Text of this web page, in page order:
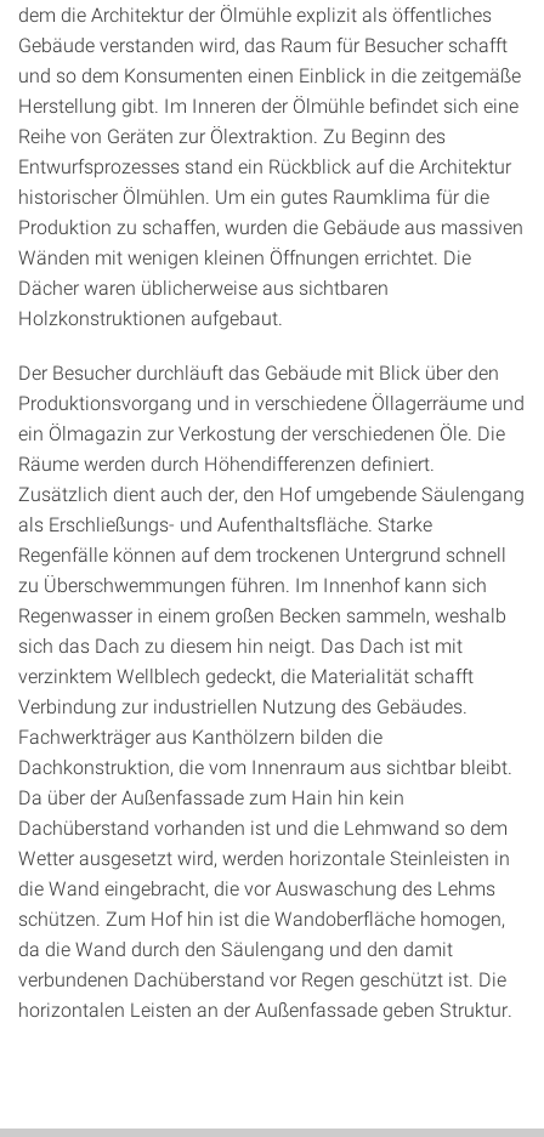
dem die Architektur der Ölmühle explizit als öffentliches
Gebäude verstanden wird, das Raum für Besucher schafft
und so dem Konsumenten einen Einblick in die zeitgemäße
Herstellung gibt. Im Inneren der Ölmühle befindet sich eine
Reihe von Geräten zur Ölextraktion. Zu Beginn des
Entwurfsprozesses stand ein Rückblick auf die Architektur
historischer Ölmühlen. Um ein gutes Raumklima für die
Produktion zu schaffen, wurden die Gebäude aus massiven
Wänden mit wenigen kleinen Öffnungen errichtet. Die
Dächer waren üblicherweise aus sichtbaren
Holzkonstruktionen aufgebaut.
Der Besucher durchläuft das Gebäude mit Blick über den
Produktionsvorgang und in verschiedene Öllagerräume und
ein Ölmagazin zur Verkostung der verschiedenen Öle. Die
Räume werden durch Höhendifferenzen definiert.
Zusätzlich dient auch der, den Hof umgebende Säulengang
als Erschließungs- und Aufenthaltsfläche. Starke
Regenfälle können auf dem trockenen Untergrund schnell
zu Überschwemmungen führen. Im Innenhof kann sich
Regenwasser in einem großen Becken sammeln, weshalb
sich das Dach zu diesem hin neigt. Das Dach ist mit
verzinktem Wellblech gedeckt, die Materialität schafft
Verbindung zur industriellen Nutzung des Gebäudes.
Fachwerkträger aus Kanthölzern bilden die
Dachkonstruktion, die vom Innenraum aus sichtbar bleibt.
Da über der Außenfassade zum Hain hin kein
Dachüberstand vorhanden ist und die Lehmwand so dem
Wetter ausgesetzt wird, werden horizontale Steinleisten in
die Wand eingebracht, die vor Auswaschung des Lehms
schützen. Zum Hof hin ist die Wandoberfläche homogen,
da die Wand durch den Säulengang und den damit
verbundenen Dachüberstand vor Regen geschützt ist. Die
horizontalen Leisten an der Außenfassade geben Struktur.